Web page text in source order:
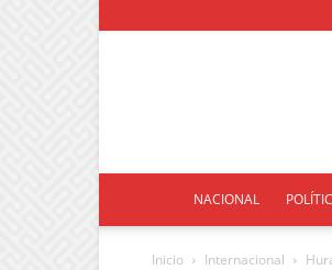
NACIONAL
Inicio Internacional